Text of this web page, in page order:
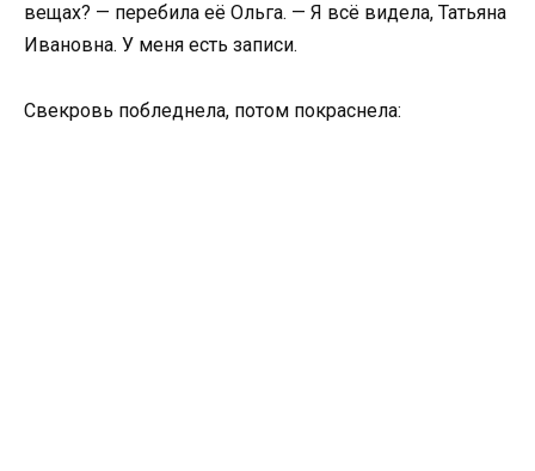
вещах? — перебила её Ольга. — Я всё видела, Татьяна
Ивановна. У меня есть записи.
Свекровь побледнела, потом покраснела: